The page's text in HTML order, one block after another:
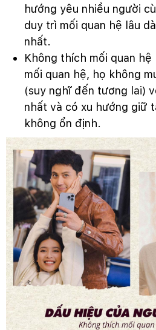
hướng yêu nhiều người
duy trì mối quan hệ lâu
nhất.
Không thích mối quan
mối quan hệ, họ không
(suy nghĩ đến tương lai)
nhất và có xu hướng giữ
không ổn định.